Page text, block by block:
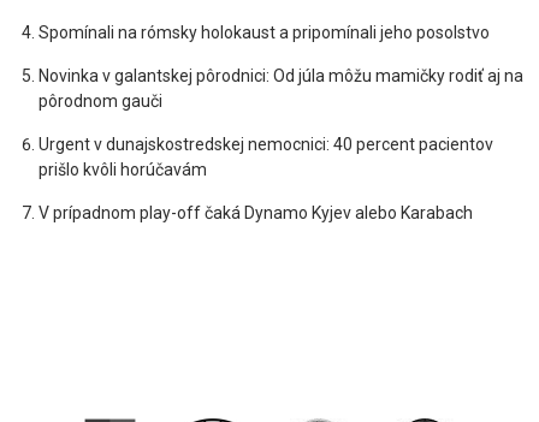
Spomínali na rómsky holokaust a pripomínali jeho posolstvo
Novinka v galantskej pôrodnici: Od júla môžu mamičky rodiť aj na
pôrodnom gauči
Urgent v dunajskostredskej nemocnici: 40 percent pacientov
prišlo kvôli horúčavám
V prípadnom play-off čaká Dynamo Kyjev alebo Karabach